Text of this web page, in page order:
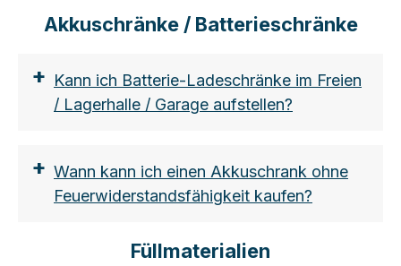
https://shop.vds.de/download/vds-
ace23e155610
Akkuschränke / Batterieschränke
+ Kann ich Batterie-Ladeschränke im Freien
/ Lagerhalle / Garage aufstellen?
+ Wann kann ich einen Akkuschrank ohne
Feuerwiderstandsfähigkeit kaufen?
Füllmaterialien